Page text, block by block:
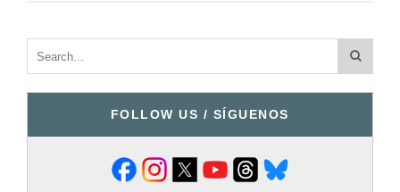
FOLLOW US / SÍGUENOS